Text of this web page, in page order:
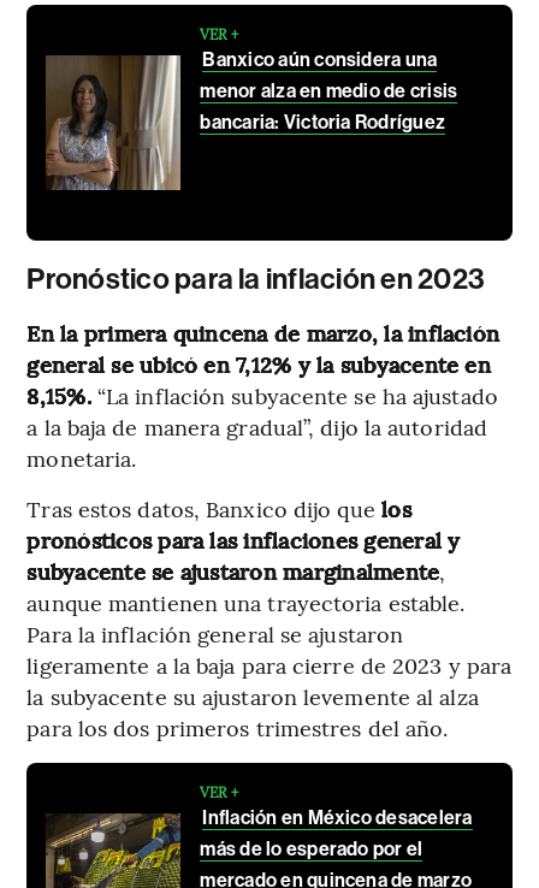
VER +
Banxico aún considera una
menor alza en medio de crisis
bancaria: Victoria Rodríguez
Pronóstico para la inflación en 2023
En la primera quincena de marzo, la inflación
general se ubicó en 7,12% y la subyacente en
8,15%.“La inflación subyacente se ha ajustado
a la baja de manera gradual”, dijo la autoridad
monetaria.
Tras estos datos, Banxico dijo que los
pronósticos para las inflaciones general y
subyacente se ajustaron marginalmente,
aunque mantienen una trayectoria estable.
Para la inflación general se ajustaron
ligeramente a la baja para cierre de 2023 y para
la subyacente su ajustaron levemente al alza
para los dos primeros trimestres del año.
VER +
Inflación en México desacelera
más de lo esperado por el
mercado en quincena de marzo